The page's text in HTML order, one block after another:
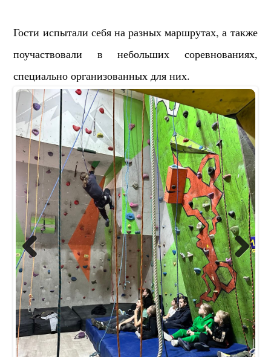
Гости испытали себя на разных маршрутах, а также
поучаствовали в небольших соревнованиях,
специально организованных для них.
Previous Next